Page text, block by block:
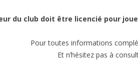
du club doit être licencié pour
Pour toutes informations
Et n’hésitez pas à